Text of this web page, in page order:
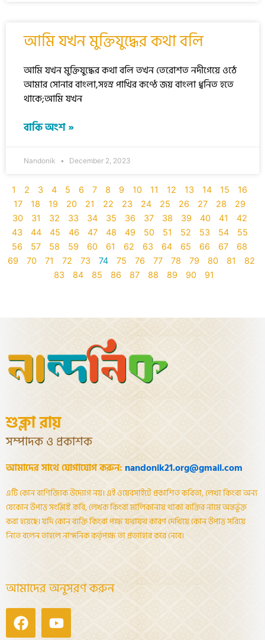
আমি যখন মুক্তিযুদ্ধের কথা বলি
আমি যখন মুক্তিযুদ্ধের কথা বলি তখন তেরোশত নদীগেয়ে ওঠে
আমার সোনার বাংলা,সহস্র পাখির কণ্ঠে জয় বাংলা ধ্বনিত হতে
থাকে;আমি যখন
বাকি অংশ »
Nandonik December 2, 2023
1 2 3 4 5 6 7 8 9 10 11 12 13 14 15
16
17
18 19 20 21 22 23 24 25 26 27 28
29
30
31 32 33 34 35 36 37 38 39 40 41
42
43
44 45 46 47 48 49 50 51 52 53 54
55
56
57 58 59 60 61 62 63 64 65 66 67
68
69
70 71 72 73 74 75 76 77 78 79 80 81
82
83
84 85 86 87 88 89 90 91
শুক্লা রায়
সম্পাদক ও প্রকাশক
আমাদের সাথে যোগাযোগ করুন: nandonik21.org@gmail.com
এটি কোন বাণিজ্যিক উদ্যোগ নয়। এই ওয়েবসাইটে প্রকাশিত কবিতা, লেখা কিংবা অন্য
যেকোন উপাত্ত সংশ্লিষ্ট কবি, লেখক কিংবা মালিকানায় থাকা ব্যক্তির নামে অন্তর্ভূক্ত
করা হয়েছে। যদি কোন ব্যক্তি কিংবা পক্ষ যথাযথ কারণ দেখিয়ে কোন উপাত্ত সরিয়ে
নিতে বলেন তাহলে নান্দনিক কর্তৃপক্ষ তা প্রত্যাহার করে নেবে।
আমাদের অনুসরণ করুন
FacebookYoutube